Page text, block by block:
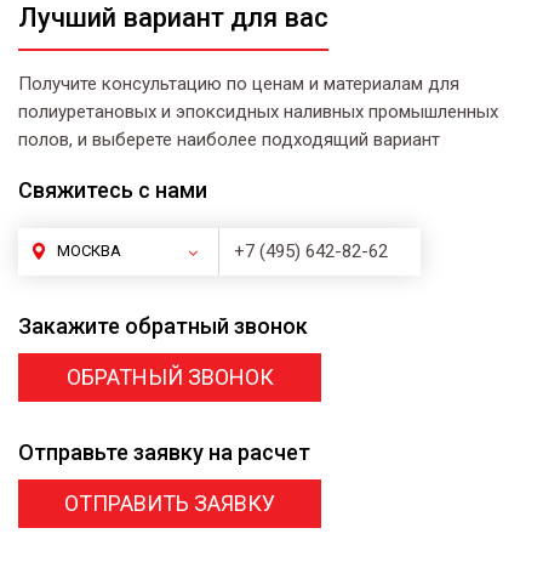
Лучший вариант для вас
Получите консультацию по ценам и материалам для
полиуретановых и эпоксидных наливных промышленных
полов, и выберете наиболее подходящий вариант
Свяжитесь с нами
МОСКВА +7 (495) 642-82-62
Закажите обратный звонок
ОБРАТНЫЙ ЗВОНОК
Отправьте заявку на расчет
ОТПРАВИТЬ ЗАЯВКУ